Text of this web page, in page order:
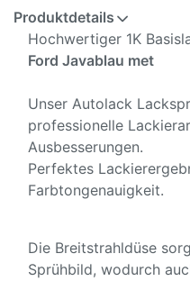
Produktdetails
Hochwertiger 1K
Ford Javablau met
Unser Autolack
professionelle
Ausbesserungen.
Perfektes
Farbtongenauigkeit.
Die Breitstrahldüse
Sprühbild, wodurch